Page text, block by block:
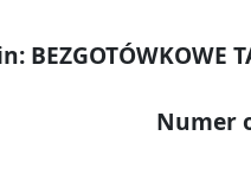
Strazy Miejskiej
BEZGOTÓWKOWE
Numer